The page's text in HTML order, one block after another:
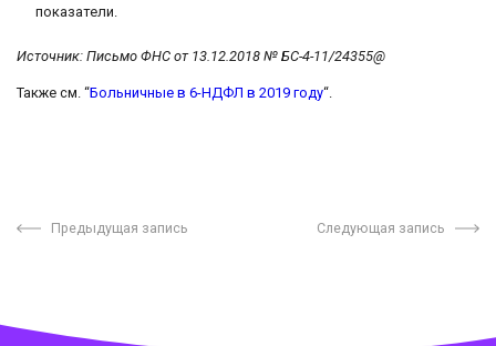
показатели.
Источник: Письмо ФНС от 13.12.2018 № БС-4-11/24355@
Также см. “Больничные в 6-НДФЛ в 2019 году“.
Предыдущая запись Следующая запись